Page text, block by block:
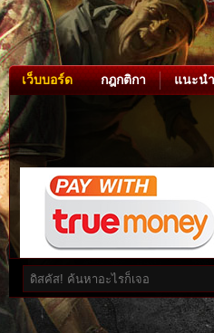
เว็บบอร์ด กฎกติกา แนะน